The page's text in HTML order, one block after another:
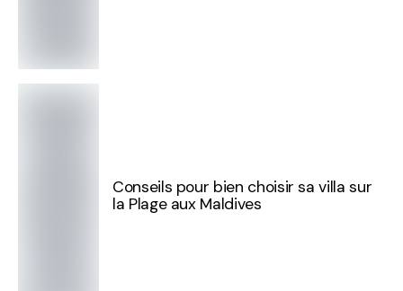
Conseils pour bien choisir sa villa sur
la Plage aux Maldives